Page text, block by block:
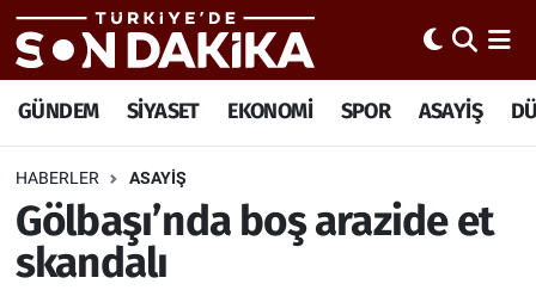
GÜNDEM SİYASET EKONOMİ SPOR ASAYİŞ
HABERLER ASAYİŞ
Gölbaşı’nda boş arazide et
skandalı
Trafik Durumu
Süper Lig Puan Durumu ve Fikstür
Tüm Manşetler